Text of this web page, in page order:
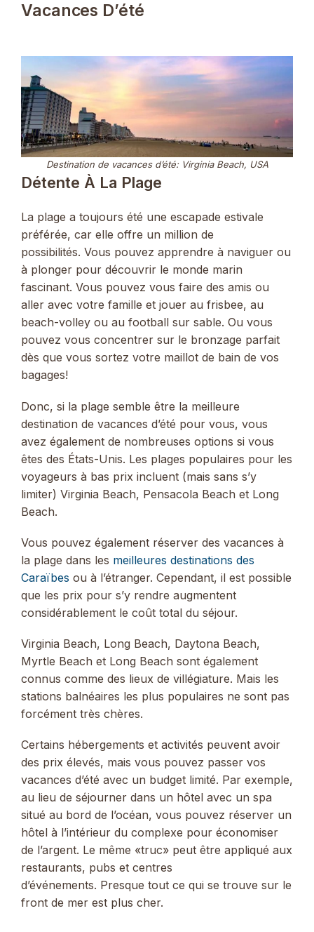
Vacances D’été
Destination de vacances d’été: Virginia Beach, USA
Détente À La Plage
La plage a toujours été une escapade estivale
préférée, car elle offre un million de
possibilités. Vous pouvez apprendre à naviguer ou
à plonger pour découvrir le monde marin
fascinant. Vous pouvez vous faire des amis ou
aller avec votre famille et jouer au frisbee, au
beach-volley ou au football sur sable. Ou vous
pouvez vous concentrer sur le bronzage parfait
dès que vous sortez votre maillot de bain de vos
bagages!
Donc, si la plage semble être la meilleure
destination de vacances d’été pour vous, vous
avez également de nombreuses options si vous
êtes des États-Unis. Les plages populaires pour les
voyageurs à bas prix incluent (mais sans s’y
limiter) Virginia Beach, Pensacola Beach et Long
Beach.
Vous pouvez également réserver des vacances à
la plage dans les meilleures destinations des
Caraïbes ou à l’étranger. Cependant, il est possible
que les prix pour s’y rendre augmentent
considérablement le coût total du séjour.
Virginia Beach, Long Beach, Daytona Beach,
Myrtle Beach et Long Beach sont également
connus comme des lieux de villégiature. Mais les
stations balnéaires les plus populaires ne sont pas
forcément très chères.
Certains hébergements et activités peuvent avoir
des prix élevés, mais vous pouvez passer vos
vacances d’été avec un budget limité. Par exemple,
au lieu de séjourner dans un hôtel avec un spa
situé au bord de l’océan, vous pouvez réserver un
hôtel à l’intérieur du complexe pour économiser
de l’argent. Le même «truc» peut être appliqué aux
restaurants, pubs et centres
d’événements. Presque tout ce qui se trouve sur le
front de mer est plus cher.